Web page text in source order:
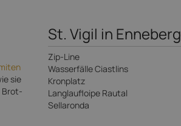
sie
Brot-
St. Vigil in Enneberg
Zip-Line
Wasserfälle Ciastlins
Kronplatz
Langlaufloipe Rautal
Sellaronda